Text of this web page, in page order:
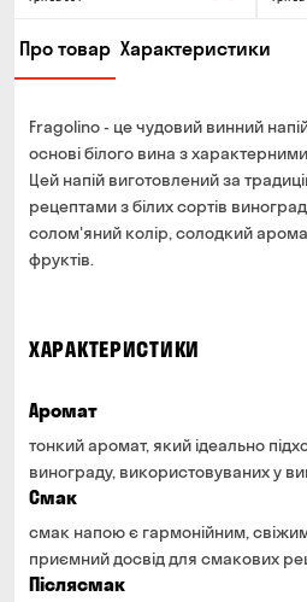
Про товар Характеристики
Fragolino - це чудовий винний
основі білого вина з
Цей напій виготовлений за
рецептами з білих сортів
солом'яний колір, солодкий
фруктів.
ХАРАКТЕРИСТИКИ
Аромат
тонкий аромат, який ідеально
винограду, використовуваних у
Смак
смак напою є гармонійним,
приємний досвід для смакових
Післясмак